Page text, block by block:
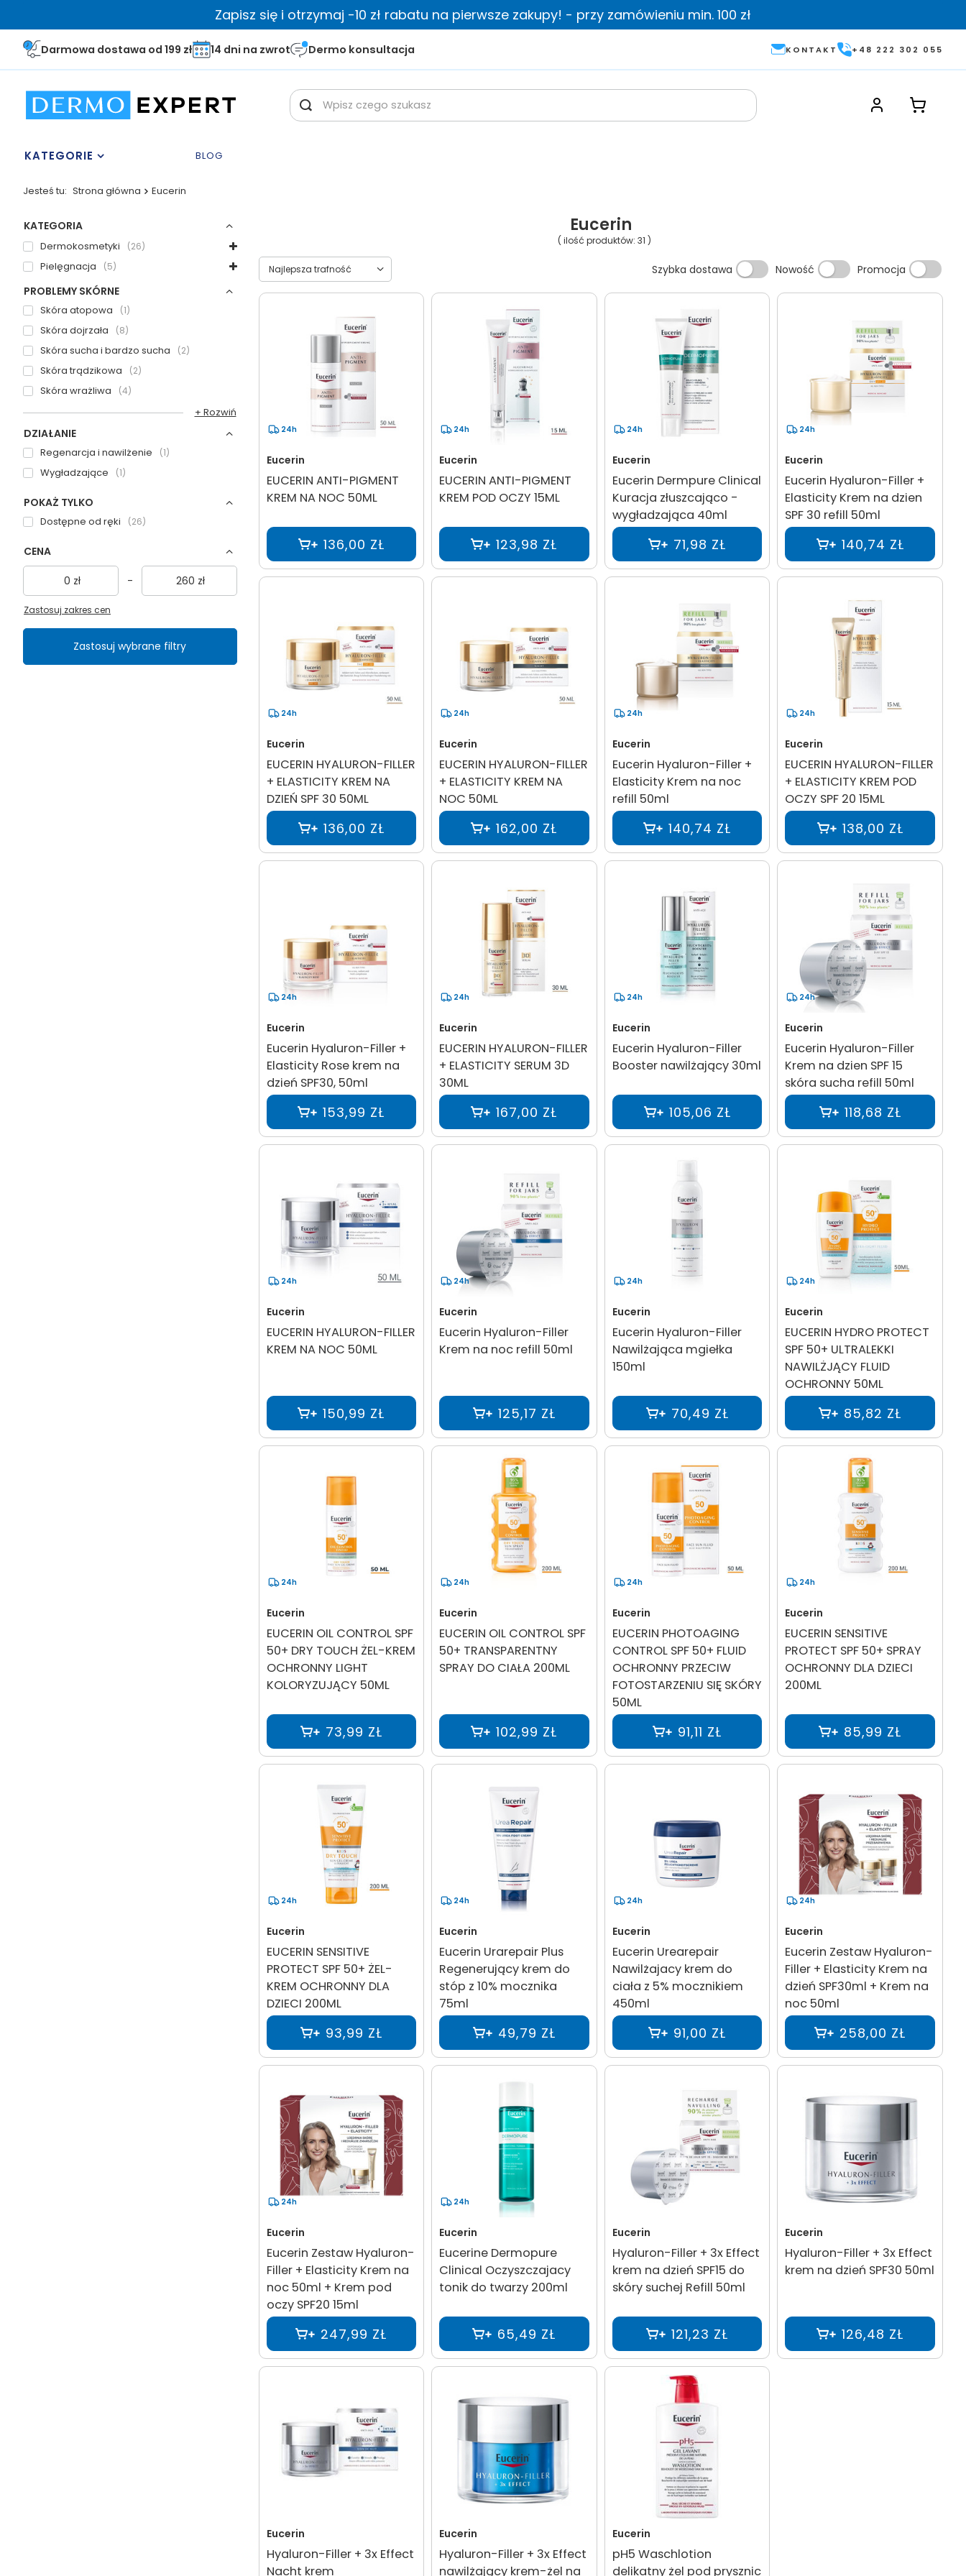
Zapisz się i otrzymaj -10 zł rabatu na pierwsze zakupy! - przy zamówieniu min. 100 zł
Darmowa dostawa od 199 zł 14 dni na zwrot Dermo konsultacja KONTAKT +48 222 302 055
KATEGORIE BLOG
Jesteś tu: Strona główna Eucerin
KATEGORIA
Dermokosmetyki 26
Pielęgnacja 5
PROBLEMY SKÓRNE
Skóra atopowa 1
Skóra dojrzała 8
Skóra sucha i bardzo sucha 2
Skóra trądzikowa 2
Skóra wrażliwa 4
+ Rozwiń
DZIAŁANIE
Regenarcja i nawilżenie 1
Wygładzające 1
POKAŻ TYLKO
Dostępne od ręki 26
CENA
zł - zł
Zastosuj zakres cen
Zastosuj wybrane filtry
Eucerin
( ilość produktów: 31 )
Wybierz sortowanie
Najlepsza trafność Szybka dostawa Nowość Promocja
24h
Eucerin
EUCERIN ANTI-PIGMENT
KREM NA NOC 50ML
136,00 ZŁ
24h
Eucerin
EUCERIN ANTI-PIGMENT
KREM POD OCZY 15ML
123,98 ZŁ
24h
Eucerin
Eucerin Dermpure Clinical
Kuracja złuszcająco -
wygładzająca 40ml
71,98 ZŁ
24h
Eucerin
Eucerin Hyaluron-Filler +
Elasticity Krem na dzien
SPF 30 refill 50ml
140,74 ZŁ
24h
Eucerin
EUCERIN HYALURON-FILLER
+ ELASTICITY KREM NA
DZIEŃ SPF 30 50ML
136,00 ZŁ
24h
Eucerin
EUCERIN HYALURON-FILLER
+ ELASTICITY KREM NA
NOC 50ML
162,00 ZŁ
24h
Eucerin
Eucerin Hyaluron-Filler +
Elasticity Krem na noc
refill 50ml
140,74 ZŁ
24h
Eucerin
EUCERIN HYALURON-FILLER
+ ELASTICITY KREM POD
OCZY SPF 20 15ML
138,00 ZŁ
24h
Eucerin
Eucerin Hyaluron-Filler +
Elasticity Rose krem na
dzień SPF30, 50ml
153,99 ZŁ
24h
Eucerin
EUCERIN HYALURON-FILLER
+ ELASTICITY SERUM 3D
30ML
167,00 ZŁ
24h
Eucerin
Eucerin Hyaluron-Filler
Booster nawilżający 30ml
105,06 ZŁ
24h
Eucerin
Eucerin Hyaluron-Filler
Krem na dzien SPF 15
skóra sucha refill 50ml
118,68 ZŁ
24h
Eucerin
EUCERIN HYALURON-FILLER
KREM NA NOC 50ML
150,99 ZŁ
24h
Eucerin
Eucerin Hyaluron-Filler
Krem na noc refill 50ml
125,17 ZŁ
24h
Eucerin
Eucerin Hyaluron-Filler
Nawilżająca mgiełka
150ml
70,49 ZŁ
24h
Eucerin
EUCERIN HYDRO PROTECT
SPF 50+ ULTRALEKKI
NAWILŻJĄCY FLUID
OCHRONNY 50ML
85,82 ZŁ
24h
Eucerin
EUCERIN OIL CONTROL SPF
50+ DRY TOUCH ŻEL-KREM
OCHRONNY LIGHT
KOLORYZUJĄCY 50ML
73,99 ZŁ
24h
Eucerin
EUCERIN OIL CONTROL SPF
50+ TRANSPARENTNY
SPRAY DO CIAŁA 200ML
102,99 ZŁ
24h
Eucerin
EUCERIN PHOTOAGING
CONTROL SPF 50+ FLUID
OCHRONNY PRZECIW
FOTOSTARZENIU SIĘ SKÓRY
50ML
91,11 ZŁ
24h
Eucerin
EUCERIN SENSITIVE
PROTECT SPF 50+ SPRAY
OCHRONNY DLA DZIECI
200ML
85,99 ZŁ
24h
Eucerin
EUCERIN SENSITIVE
PROTECT SPF 50+ ŻEL-
KREM OCHRONNY DLA
DZIECI 200ML
93,99 ZŁ
24h
Eucerin
Eucerin Urarepair Plus
Regenerujący krem do
stóp z 10% mocznika
75ml
49,79 ZŁ
24h
Eucerin
Eucerin Urearepair
Nawilżajacy krem do
ciała z 5% mocznikiem
450ml
91,00 ZŁ
24h
Eucerin
Eucerin Zestaw Hyaluron-
Filler + Elasticity Krem na
dzień SPF30ml + Krem na
noc 50ml
258,00 ZŁ
24h
Eucerin
Eucerin Zestaw Hyaluron-
Filler + Elasticity Krem na
noc 50ml + Krem pod
oczy SPF20 15ml
247,99 ZŁ
24h
Eucerin
Eucerine Dermopure
Clinical Oczyszczajacy
tonik do twarzy 200ml
65,49 ZŁ
Eucerin
Hyaluron-Filler + 3x Effect
krem na dzień SPF15 do
skóry suchej Refill 50ml
121,23 ZŁ
Eucerin
Hyaluron-Filler + 3x Effect
krem na dzień SPF30 50ml
126,48 ZŁ
Eucerin
Hyaluron-Filler + 3x Effect
Nacht krem
Eucerin
Hyaluron-Filler + 3x Effect
nawilżający krem-żel na
Eucerin
pH5 Waschlotion
delikatny żel pod prysznic